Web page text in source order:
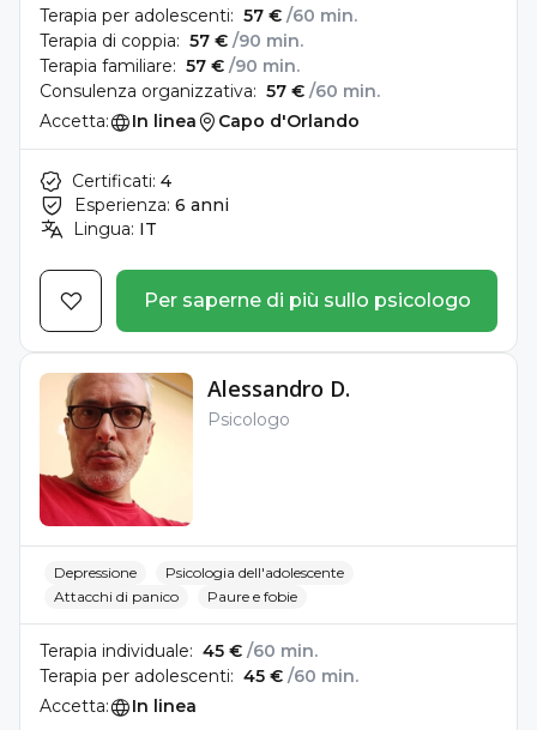
Terapia per adolescenti: 57 € /60 min.
Terapia di coppia: 57 € /90 min.
Terapia familiare: 57 € /90 min.
Consulenza organizzativa: 57 € /60 min.
Accetta:
In linea Capo d'Orlando
Certificati: 4
Esperienza: 6 anni
Lingua: IT
Per saperne di più sullo psicologo
Alessandro D.
Psicologo
Depressione
Psicologia dell'adolescente
Attacchi di panico
Paure e fobie
Terapia individuale: 45 € /60 min.
Terapia per adolescenti: 45 € /60 min.
Accetta:
In linea